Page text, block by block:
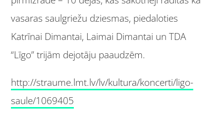
vasaras saulgriežu dziesmas, piedaloties
Katrīnai Dimantai, Laimai Dimantai un TDA
“Līgo” trijām dejotāju paaudzēm.
http://straume.lmt.lv/lv/kultura/koncerti/ligo-
saule/1069405